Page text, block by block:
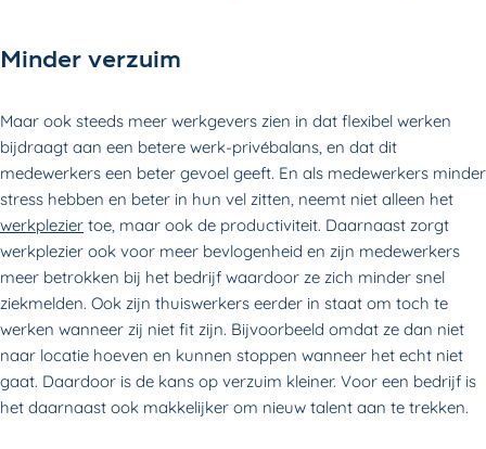
Minder verzuim
Maar ook steeds meer werkgevers zien in dat flexibel werken
bijdraagt aan een betere werk-privébalans, en dat dit
medewerkers een beter gevoel geeft. En als medewerkers minder
stress hebben en beter in hun vel zitten, neemt niet alleen het
werkplezier toe, maar ook de productiviteit. Daarnaast zorgt
werkplezier ook voor meer bevlogenheid en zijn medewerkers
meer betrokken bij het bedrijf waardoor ze zich minder snel
ziekmelden. Ook zijn thuiswerkers eerder in staat om toch te
werken wanneer zij niet fit zijn. Bijvoorbeeld omdat ze dan niet
naar locatie hoeven en kunnen stoppen wanneer het echt niet
gaat. Daardoor is de kans op verzuim kleiner. Voor een bedrijf is
het daarnaast ook makkelijker om nieuw talent aan te trekken.